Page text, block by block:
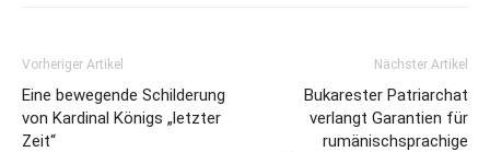
Vorheriger Artikel
Eine bewegende Schilderung
von Kardinal Königs „letzter
Zeit“
Nächster Artikel
Bukarester Patriarchat
verlangt Garantien für
rumänischsprachige